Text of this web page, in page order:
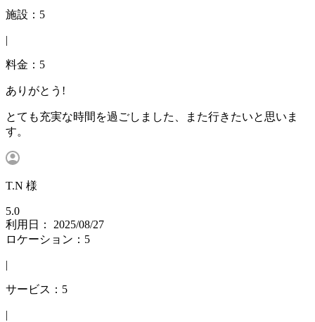
施設：5
|
料金：5
ありがとう!
とても充実な時間を過ごしました、また行きたいと思いま
す。
T.N 様
5.0
利用日： 2025/08/27
ロケーション：5
|
サービス：5
|